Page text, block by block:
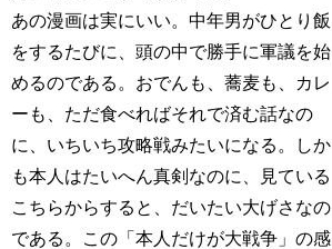
あの漫画は実にいい。中年男がひとり飯
をするたびに、頭の中で勝手に軍議を始
めるのである。おでんも、蕎麦も、カレ
ーも、ただ食べればそれで済む話なの
に、いちいち攻略戦みたいになる。しか
も本人はたいへん真剣なのに、見ている
こちらからすると、だいたい大げさなの
である。この「本人だけが大戦争」の感